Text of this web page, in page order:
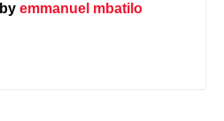
emmanuel mbatilo